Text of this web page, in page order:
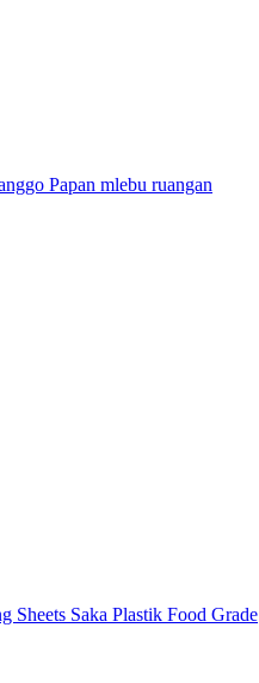
Papan mlebu ruangan
Saka Plastik Food Grade